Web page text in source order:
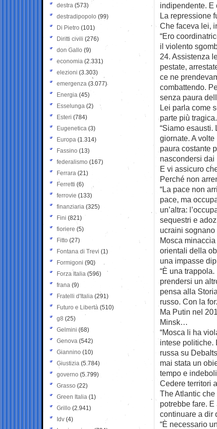
indipendente. E
La repressione
Che faceva lei,
“Ero
il violento
24. Assistenza
pestate,
ce ne
combattendo.
senza paura
Lei parla come
parte più
“Siamo esausti.
giornate. A
paura costante
nascondersi
E vi assicuro
Perché non
“La pace non
pace, ma
un’altra:
sequestri e
ucraini sognano
Mosca
orientali della
una impasse
“È una
prendersi un
pensa alla
russo. Con la
Ma Putin nel
Minsk…
“Mosca li ha
intese politiche.
russa su
mai stata un
tempo e
Cedere territori
The Atlantic
potrebbe fare.
continuare a dir
“È necessario
destra (573)
destradipopolo (99)
Di Pietro (101)
Diritti civili (276)
don Gallo (9)
economia (2.331)
elezioni (3.303)
emergenza (3.077)
Energia (45)
Esselunga (2)
Esteri (784)
Eugenetica (3)
Europa (1.314)
Fassino (13)
federalismo (167)
Ferrara (21)
Ferretti (6)
ferrovie (133)
finanziaria (325)
Fini (821)
fioriere (5)
Fitto (27)
Fontana di Trevi (1)
Formigoni (90)
Forza Italia (596)
frana (9)
Fratelli d'Italia (291)
Futuro e Libertà (510)
g8 (25)
Gelmini (68)
Genova (542)
Giannino (10)
Giustizia (5.784)
governo (5.799)
Grasso (22)
Green Italia (1)
Grillo (2.941)
Idv (4)